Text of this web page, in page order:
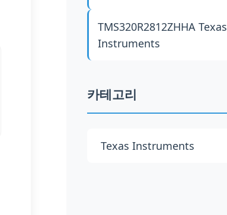
TMS320R2812ZHHATexas
Instruments
카테고리
Texas Instruments